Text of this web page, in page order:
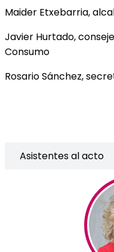
Maider Etxebarria,
Javier Hurtado,
Consumo
Rosario Sánchez,
Asistentes al acto